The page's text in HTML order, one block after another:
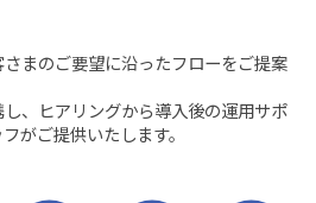
まのご要望に沿ったフローをご提案
、ヒアリングから導入後の運用サポ
がご提供いたします。